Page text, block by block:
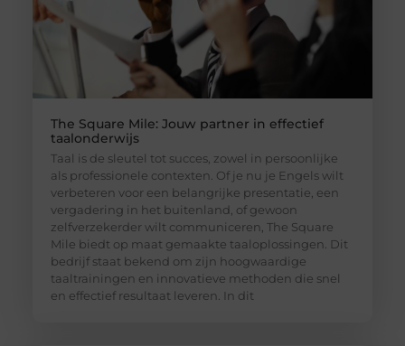
The Square Mile: Jouw partner in effectief
taalonderwijs
Taal is de sleutel tot succes, zowel in persoonlijke
als professionele contexten. Of je nu je Engels wilt
verbeteren voor een belangrijke presentatie, een
vergadering in het buitenland, of gewoon
zelfverzekerder wilt communiceren, The Square
Mile biedt op maat gemaakte taaloplossingen. Dit
bedrijf staat bekend om zijn hoogwaardige
taaltrainingen en innovatieve methoden die snel
en effectief resultaat leveren. In dit